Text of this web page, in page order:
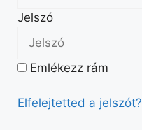
Jelszó
Emlékezz rám
Elfelejtetted a jelszót?